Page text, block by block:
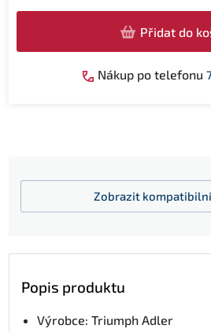
Přidat do
Nákup po telefonu
Zobrazit
Popis produktu
Výrobce: Triumph Adler